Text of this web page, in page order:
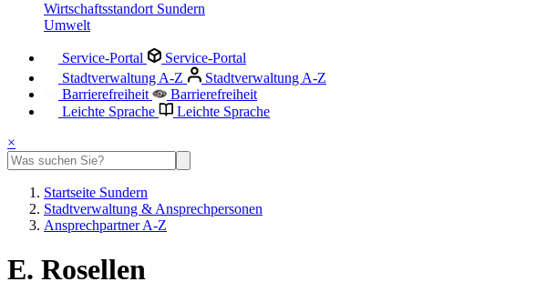
Wirtschaftsstandort Sundern
Umwelt
Service-Portal
Service-Portal
Stadtverwaltung A-Z
Stadtverwaltung A-Z
Barrierefreiheit
Barrierefreiheit
Leichte Sprache
Leichte Sprache
×
Startseite Sundern
Stadtverwaltung & Ansprechpersonen
Ansprechpartner A-Z
E. Rosellen